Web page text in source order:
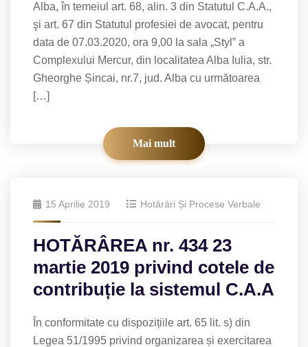
Alba, în temeiul art. 68, alin. 3 din Statutul C.A.A.,
şi art. 67 din Statutul profesiei de avocat, pentru
data de 07.03.2020, ora 9,00 la sala „Styl” a
Complexului Mercur, din localitatea Alba Iulia, str.
Gheorghe Șincai, nr.7, jud. Alba cu următoarea
[…]
Mai mult
15 Aprilie 2019 Hotărâri Și Procese Verbale
HOTĂRÂREA nr. 434 23
martie 2019 privind cotele de
contribuție la sistemul C.A.A
În conformitate cu dispozițiile art. 65 lit. s) din
Legea 51/1995 privind organizarea și exercitarea